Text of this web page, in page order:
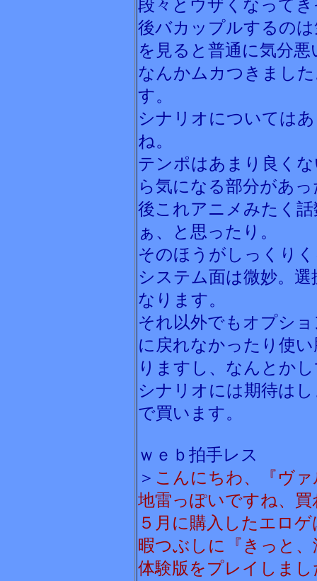
段々とウザくなって
後バカップルするの
を見ると普通に気分
なんかムカつきまし
す。
シナリオについては
ね。
テンポはあまり良く
ら気になる部分があ
後これアニメみたく
ぁ、と思ったり。
そのほうがしっくり
システム面は微妙。
なります。
それ以外でもオプシ
に戻れなかったり使
りますし、なんとか
シナリオには期待は
で買います。
ｗｅｂ拍手レス
＞ こんにちわ、『ヴ
地雷っぽいですね、
５月に購入したエロ
暇つぶしに『きっと
体験版をプレイしま